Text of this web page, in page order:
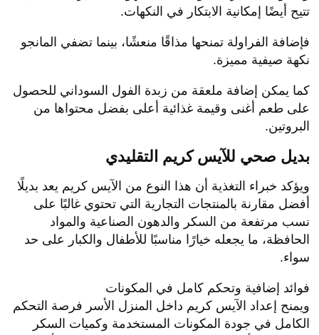
تتيح أيضًا إمكانية الابتكار في النكهات.
فإضافة الفراولة تمنحها مذاقًا منعشًا، بينما تضفي المانجو
نكهة صيفية مميزة.
كما يمكن إضافة ملعقة من زبدة الفول السوداني للحصول
على طعم أغنى وقيمة غذائية أعلى بفضل محتواها من
البروتين.
بديل صحي للآيس كريم التقليدي
ويؤكد خبراء التغذية أن هذا النوع من الآيس كريم يعد بديلًا
أفضل مقارنة بالمنتجات التجارية التي تحتوي غالبًا على
نسب مرتفعة من السكر والدهون الصناعية والمواد
الحافظة، ما يجعله خيارًا مناسبًا للأطفال والكبار على حد
سواء.
فوائد إضافية وتحكم كامل في المكونات
ويمنح إعداد الآيس كريم داخل المنزل الأسر فرصة التحكم
الكامل في جودة المكونات المستخدمة وكميات السكر